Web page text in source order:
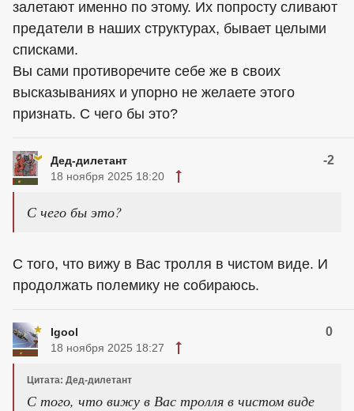
залетают именно по этому. Их попросту сливают
предатели в наших структурах, бывает целыми
списками.
Вы сами противоречите себе же в своих
высказываниях и упорно не желаете этого
признать. С чего бы это?
Дед-дилетант -2
18 ноября 2025 18:20
С чего бы это?
С того, что вижу в Вас тролля в чистом виде. И
продолжать полемику не собираюсь.
Igool 0
18 ноября 2025 18:27
Цитата: Дед-дилетант
С того, что вижу в Вас тролля в чистом виде